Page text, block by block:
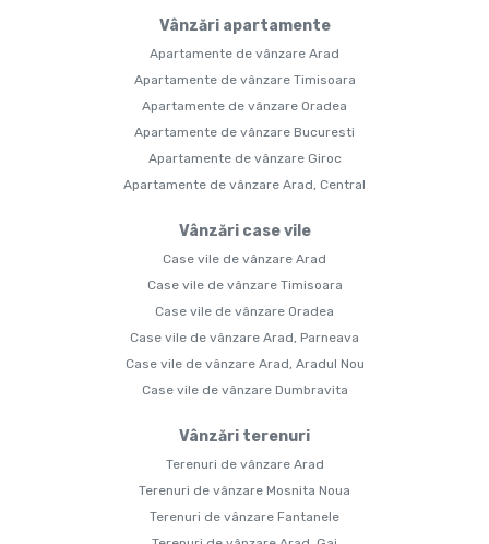
Vânzări apartamente
Apartamente de vânzare Arad
Apartamente de vânzare Timisoara
Apartamente de vânzare Oradea
Apartamente de vânzare Bucuresti
Apartamente de vânzare Giroc
Apartamente de vânzare Arad, Central
Vânzări case vile
Case vile de vânzare Arad
Case vile de vânzare Timisoara
Case vile de vânzare Oradea
Case vile de vânzare Arad, Parneava
Case vile de vânzare Arad, Aradul Nou
Case vile de vânzare Dumbravita
Vânzări terenuri
Terenuri de vânzare Arad
Terenuri de vânzare Mosnita Noua
Terenuri de vânzare Fantanele